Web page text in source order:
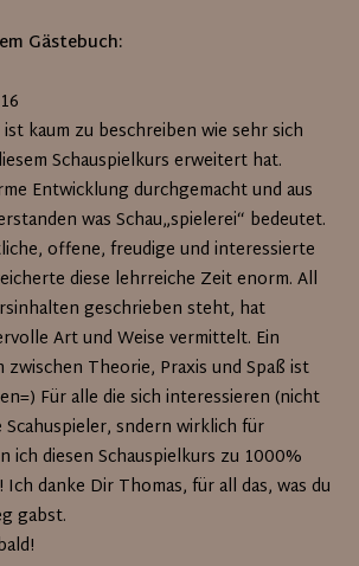
Gästebuch:
kaum zu beschreiben wie sehr sich
Schauspielkurs erweitert hat.
Entwicklung durchgemacht und aus
was Schau„spielerei“ bedeutet.
offene, freudige und interessierte
diese lehrreiche Zeit enorm. All
geschrieben steht, hat
Art und Weise vermittelt. Ein
zwischen Theorie, Praxis und Spaß ist
Für alle die sich interessieren (nicht
sndern wirklich für
ich diesen Schauspielkurs zu 1000%
danke Dir Thomas, für all das, was du
gabst.